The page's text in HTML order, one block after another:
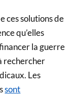
ces solutions de
qu’elles
la guerre
rechercher
Les
sont